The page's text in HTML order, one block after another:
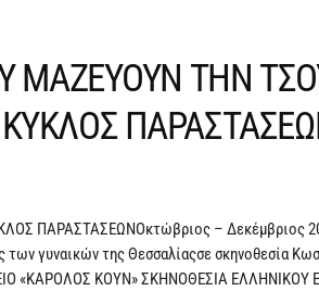
ΜΑΖΕΥΟΥΝ ΤΗΝ
ΠΑΡΑΣΤΑΣΕΩΝΟκτώβριος – Δεκέμβριος
των γυναικών της Θεσσαλίαςσε σκηνοθεσία
«ΚΑΡΟΛΟΣ ΚΟΥΝ» ΣΚΗΝΟΘΕΣΙΑ ΕΛΛΗΝΙΚΟΥ